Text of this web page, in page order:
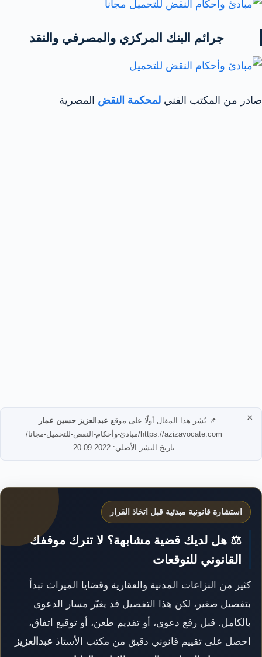
جرائم البنك المركزي والمصرفي والنقد
صادر من المكتب الفني لمحكمة النقض المصرية
📌 نُشر هذا المقال أولًا على موقع عبدالعزيز حسين عمار –
https://azizavocate.com/مبادئ-وأحكام-النقض-للتحميل-مجانا/
تاريخ النشر الأصلي: 2022-09-20
×
استشارة قانونية مبدئية قبل اتخاذ القرار
⚖️ هل لديك قضية مشابهة؟ لا تترك موقفك
القانوني للتوقعات
كثير من النزاعات المدنية والعقارية وقضايا الميراث تبدأ
بتفصيل صغير، لكن هذا التفصيل قد يغيّر مسار الدعوى
بالكامل. قبل رفع دعوى، أو تقديم طعن، أو توقيع اتفاق،
احصل على تقييم قانوني دقيق من مكتب الأستاذ عبدالعزيز